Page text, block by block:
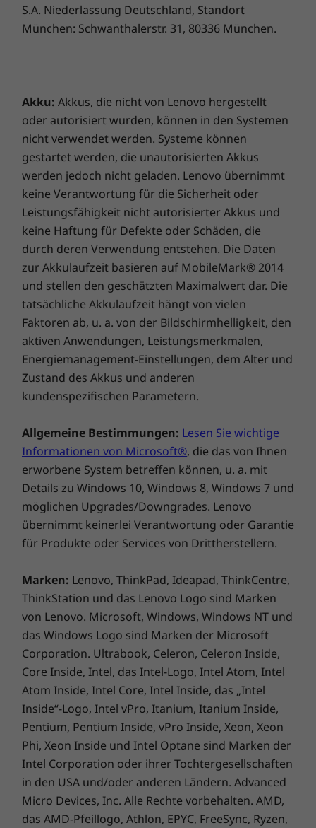
umfassende Sicherheitslösungen zum Schutz
Ihres Geräts und Ihrer Daten.
Ganz einfach smarter zusammenarbeiten
Mit dem AI Meeting Manager und seinen
smarten Tools, einschließlich Übersetzer,
Umwandlung von Sprache in Text, Bearbeitung
von Besprechungsnotizen und Untertiteln, ist
die Durchführung von Online-Meetings sowie
Hintergrundgeräusche werden ausgeblendet
und Sie können jeden laut und deutlich hören.
Darüber hinaus unterstützt dieses AIO den
Alexa Show Modus, mit dem es im
Handumdrehen zu einem sprachaktivierten
Smart Display werden kann.
und morgen
Die technischen Daten können je nach Region/Modell variieren.
S.A. Niederlassung Deutschland, Standort
München: Schwanthalerstr. 31, 80336 München.
Akku: Akkus, die nicht von Lenovo hergestellt
oder autorisiert wurden, können in den Systemen
nicht verwendet werden. Systeme können
gestartet werden, die unautorisierten Akkus
werden jedoch nicht geladen. Lenovo übernimmt
keine Verantwortung für die Sicherheit oder
Leistungsfähigkeit nicht autorisierter Akkus und
keine Haftung für Defekte oder Schäden, die
durch deren Verwendung entstehen. Die Daten
zur Akkulaufzeit basieren auf MobileMark® 2014
und stellen den geschätzten Maximalwert dar. Die
tatsächliche Akkulaufzeit hängt von vielen
Faktoren ab, u. a. von der Bildschirmhelligkeit, den
aktiven Anwendungen, Leistungsmerkmalen,
Energiemanagement-Einstellungen, dem Alter und
Zustand des Akkus und anderen
kundenspezifischen Parametern.
Allgemeine Bestimmungen: Lesen Sie wichtige
Informationen von Microsoft®, die das von Ihnen
erworbene System betreffen können, u. a. mit
Details zu Windows 10, Windows 8, Windows 7 und
möglichen Upgrades/Downgrades. Lenovo
übernimmt keinerlei Verantwortung oder Garantie
für Produkte oder Services von Drittherstellern.
Marken: Lenovo, ThinkPad, Ideapad, ThinkCentre,
ThinkStation und das Lenovo Logo sind Marken
von Lenovo. Microsoft, Windows, Windows NT und
das Windows Logo sind Marken der Microsoft
Corporation. Ultrabook, Celeron, Celeron Inside,
Core Inside, Intel, das Intel-Logo, Intel Atom, Intel
Atom Inside, Intel Core, Intel Inside, das „Intel
Inside“-Logo, Intel vPro, Itanium, Itanium Inside,
Pentium, Pentium Inside, vPro Inside, Xeon, Xeon
Phi, Xeon Inside und Intel Optane sind Marken der
Intel Corporation oder ihrer Tochtergesellschaften
in den USA und/oder anderen Ländern. Advanced
Micro Devices, Inc. Alle Rechte vorbehalten. AMD,
das AMD-Pfeillogo, Athlon, EPYC, FreeSync, Ryzen,